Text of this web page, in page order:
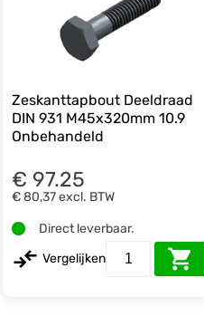
Zeskanttapbout Deeldraad
DIN 931 M45x320mm 10.9
Onbehandeld
€ 97.25
€ 80,37excl. BTW
Direct leverbaar.
Vergelijken